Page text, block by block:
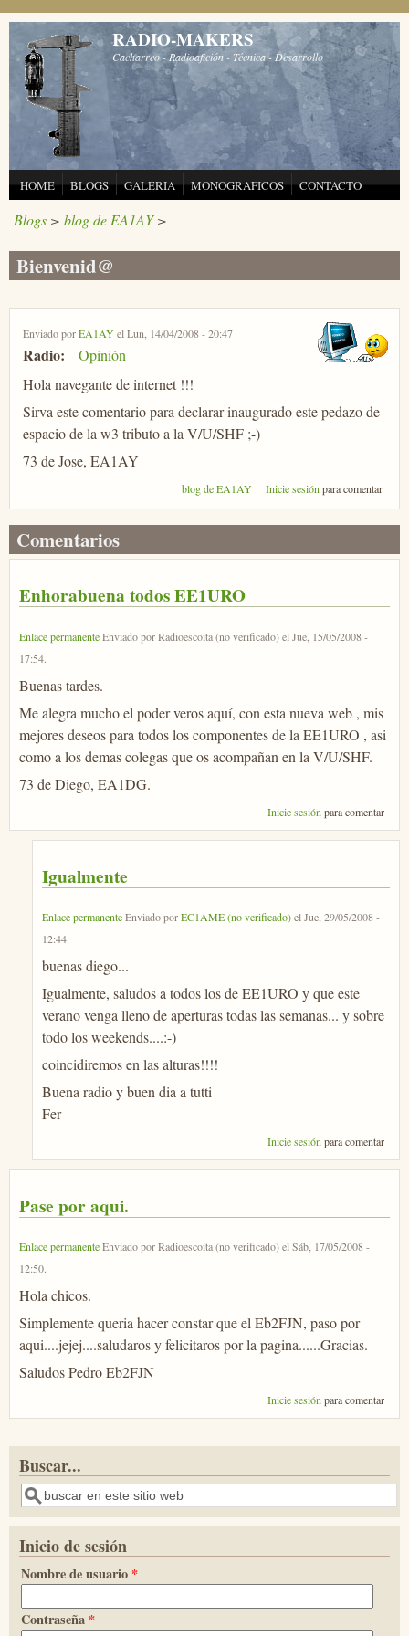
Pasar al contenido principal
RADIO-MAKERS
Cacharreo - Radioafición - Técnica - Desarrollo
HOME BLOGS GALERIA MONOGRAFICOS CONTACTO
Blogs > blog de EA1AY>
Bienvenid@
Enviado porEA1AYel Lun, 14/04/2008 - 20:47
Radio:
Opinión
Hola navegante de internet !!!
Sirva este comentario para declarar inaugurado este pedazo de
espacio de la w3 tributo a la V/U/SHF ;-)
73 de Jose, EA1AY
blog de EA1AY Inicie sesión para comentar
Comentarios
Enhorabuena todos EE1URO
Enlace permanenteEnviado porRadioescoita (no verificado)elJue, 15/05/2008 -
17:54.
Buenas tardes.
Me alegra mucho el poder veros aquí, con esta nueva web , mis
mejores deseos para todos los componentes de la EE1URO , asi
como a los demas colegas que os acompañan en la V/U/SHF.
73 de Diego, EA1DG.
Inicie sesión para comentar
Igualmente
Enlace permanenteEnviado porEC1AME (no verificado)elJue, 29/05/2008 -
12:44.
buenas diego...
Igualmente, saludos a todos los de EE1URO y que este
verano venga lleno de aperturas todas las semanas... y sobre
todo los weekends....:-)
coincidiremos en las alturas!!!!
Buena radio y buen dia a tutti
Fer
Inicie sesión para comentar
Pase por aqui.
Enlace permanenteEnviado porRadioescoita (no verificado)elSáb, 17/05/2008 -
12:50.
Hola chicos.
Simplemente queria hacer constar que el Eb2FJN, paso por
aqui....jejej....saludaros y felicitaros por la pagina......Gracias.
Saludos Pedro Eb2FJN
Inicie sesiónpara comentar
Buscar...
Buscar
Inicio de sesión
Nombre de usuario *
Contraseña *